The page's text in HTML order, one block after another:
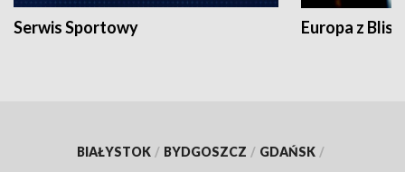
Serwis Sportowy Europa z
BIAŁYSTOK / BYDGOSZCZ / GDAŃSK /